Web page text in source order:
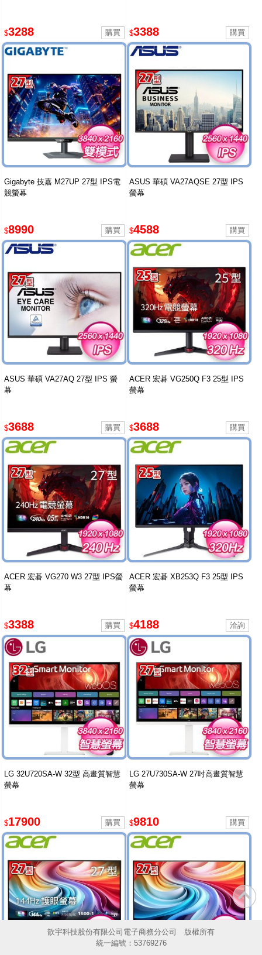
$3288 $3388
Gigabyte 技嘉 M27UP 27型 IPS電
競螢幕
$8990
ASUS 華碩 VA27AQSE 27型 IPS
螢幕
$4588
ASUS 華碩 VA27AQ 27型 IPS 螢
幕
$3688
ACER 宏碁 VG250Q F3 25型 IPS
螢幕
$3688
ACER 宏碁 VG270 W3 27型 IPS螢
幕
$3388
ACER 宏碁 XB253Q F3 25型 IPS
螢幕
$4188
LG 32U720SA-W 32型 高畫質智慧
螢幕
$17900
LG 27U730SA-W 27吋高畫質智慧
螢幕
$9810
歆宇科技股份有限公司電子商務分公司 版權所有
統一編號：53769276